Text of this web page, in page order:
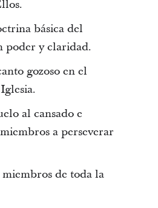
básica del
poder y claridad.
gozoso en el
al cansado e
a perseverar
de toda la